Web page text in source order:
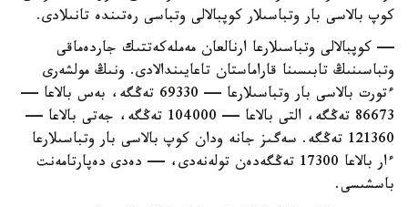
كوپ بالاسى بار وتباسىلار كوپبالالى وتباسى رەتىندە تانىلادى.
— كوپبالالى وتباسىلارعا ارنالعان مەملەكەتتىك جاردەماقى
وتباسىنىڭ تابىسىنا قاراماستان تاعايىندالادى. ونىڭ مولشەرى
ءتورت بالاسى بار وتباسىلارعا — 69330 تەڭگە، بەس بالاعا —
86673 تەڭگە، التى بالاعا — 104000 تەڭگە، جەتى بالاعا —
121360 تەڭگە. سەگىز جانە ودان كوپ بالاسى بار وتباسىلارعا
ءار بالاعا 17300 تەڭگەدەن تولەنەدى، — دەدى دەپارتامەنت
باسشىسى.